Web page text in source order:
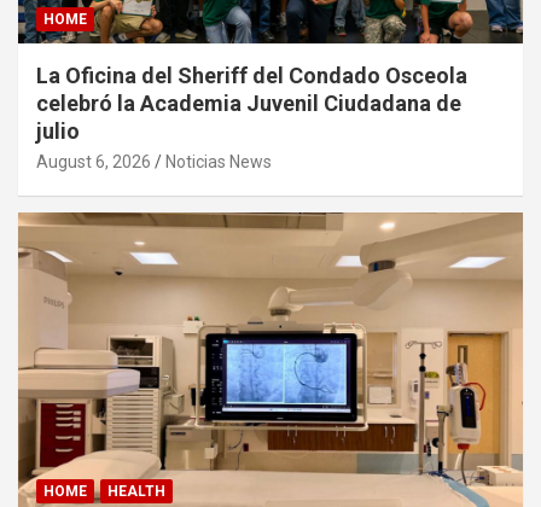
HOME
La Oficina del Sheriff del Condado Osceola
celebró la Academia Juvenil Ciudadana de
julio
August 6, 2026 Noticias News
HOME HEALTH